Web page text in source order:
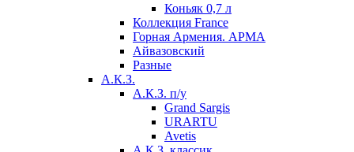
Коньяк 0,7 л
Коллекция France
Горная Армения. АРМА
Айвазовский
Разные
А.К.З.
А.К.З. п/у
Grand Sargis
URARTU
Avetis